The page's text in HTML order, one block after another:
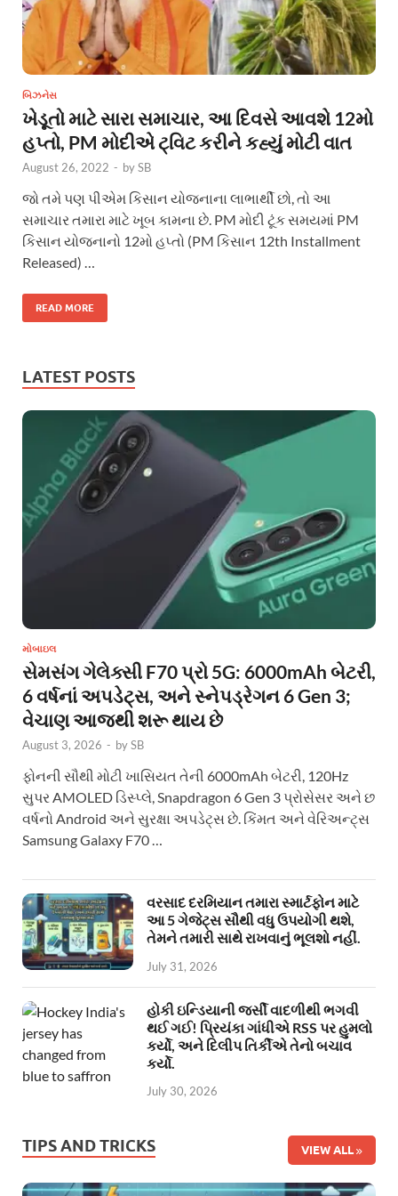
બિઝનેસ
ખેડૂતો માટે સારા સમાચાર, આ દિવસે આવશે 12મો
હપ્તો, PM મોદીએ ટ્વિટ કરીને કહ્યું મોટી વાત
August 26, 2022 - bySB
જો તમે પણ પીએમ કિસાન યોજનાના લાભાર્થી છો, તો આ
સમાચાર તમારા માટે ખૂબ કામના છે. PM મોદી ટૂંક સમયમાં PM
કિસાન યોજનાનો 12મો હપ્તો (PM કિસાન 12th Installment
Released) …
READ MORE
LATEST POSTS
મોબાઇલ
સેમસંગ ગેલેક્સી F70 પ્રો 5G: 6000mAh બેટરી,
6 વર્ષનાં અપડેટ્સ, અને સ્નેપડ્રેગન 6 Gen 3;
વેચાણ આજથી શરૂ થાય છે
August 3, 2026 - bySB
ફોનની સૌથી મોટી ખાસિયત તેની 6000mAh બેટરી, 120Hz
સુપર AMOLED ડિસ્પ્લે, Snapdragon 6 Gen 3 પ્રોસેસર અને છ
વર્ષનો Android અને સુરક્ષા અપડેટ્સ છે. કિંમત અને વેરિઅન્ટ્સ
Samsung Galaxy F70 …
વરસાદ દરમિયાન તમારા સ્માર્ટફોન માટે
આ 5 ગેજેટ્સ સૌથી વધુ ઉપયોગી થશે,
તેમને તમારી સાથે રાખવાનું ભૂલશો નહીં.
July 31, 2026
હોકી ઇન્ડિયાની જર્સી વાદળીથી ભગવી
થઈ ગઈ! પ્રિયંકા ગાંધીએ RSS પર હુમલો
કર્યો, અને દિલીપ તિર્કીએ તેનો બચાવ
કર્યો.
July 30, 2026
TIPS AND TRICKS VIEW ALL